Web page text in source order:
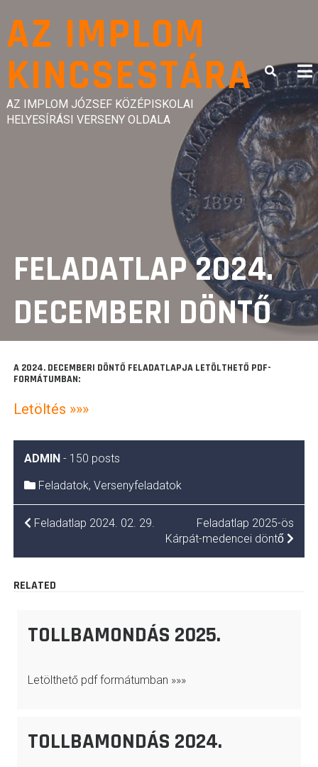
content
AZ IMPLOM
KINCSESTÁRA
AZ IMPLOM JÓZSEF KÖZÉPISKOLAI
HELYESÍRÁSI VERSENY OLDALA
FELADATLAP 2024.
DECEMBERI DÖNTŐ
A 2024. DECEMBERI DÖNTŐ FELADATLAPJA LETÖLTHETŐ PDF-
FORMÁTUMBAN:
Letöltés »»»
ADMIN- 150 posts
Feladatok, Versenyfeladatok
BEJEGYZÉS
Feladatlap 2024. 02. 29.
Feladatlap 2025-ös
Kárpát-medencei döntő
RELATED
TOLLBAMONDÁS 2025.
Letölthető pdf formátumban »»»
TOLLBAMONDÁS 2024.